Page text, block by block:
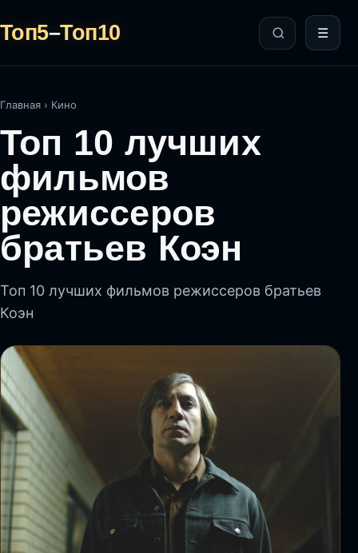
Топ5–Топ10 ☰
Главная › Кино
Топ 10 лучших
фильмов
режиссеров
братьев Коэн
Топ 10 лучших фильмов режиссеров братьев
Коэн